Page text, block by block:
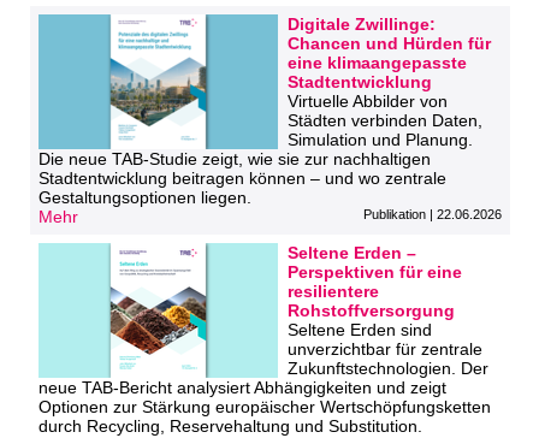
Digitale Zwillinge:
Chancen und Hürden für
eine klimaangepasste
Stadtentwicklung
Virtuelle Abbilder von
Städten verbinden Daten,
Simulation und Planung.
Die neue TAB-Studie zeigt, wie sie zur nachhaltigen
Stadtentwicklung beitragen können – und wo zentrale
Gestaltungsoptionen liegen.
Mehr
Publikation | 22.06.2026
Seltene Erden –
Perspektiven für eine
resilientere
Rohstoffversorgung
Seltene Erden sind
unverzichtbar für zentrale
Zukunftstechnologien. Der
neue TAB‑Bericht analysiert Abhängigkeiten und zeigt
Optionen zur Stärkung europäischer Wertschöpfungsketten
durch Recycling, Reservehaltung und Substitution.